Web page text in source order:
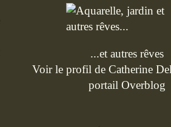
...et autres rêves
Voir le profil de Catherine
portail Overblog